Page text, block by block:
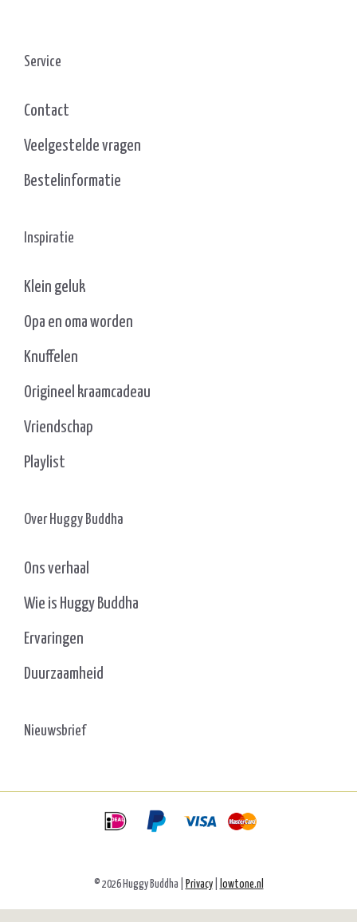
Service
Contact
Veelgestelde vragen
Bestelinformatie
Inspiratie
Klein geluk
Opa en oma worden
Knuffelen
Origineel kraamcadeau
Vriendschap
Playlist
Over Huggy Buddha
Ons verhaal
Wie is Huggy Buddha
Ervaringen
Duurzaamheid
Nieuwsbrief
© 2026 Huggy Buddha | Privacy| lowtone.nl